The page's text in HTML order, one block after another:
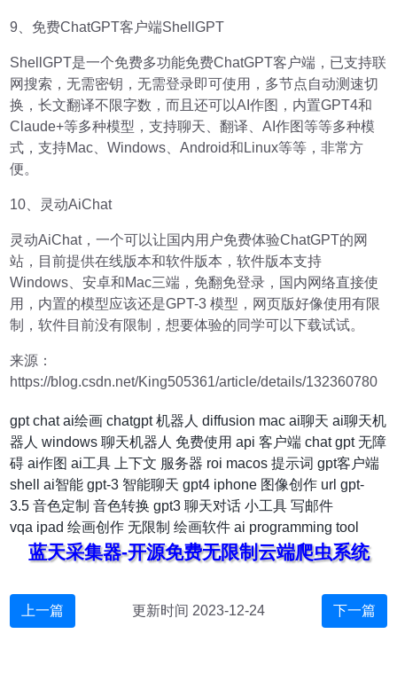
9、免费ChatGPT客户端ShellGPT
ShellGPT是一个免费多功能免费ChatGPT客户端，已支持联
网搜索，无需密钥，无需登录即可使用，多节点自动测速切
换，长文翻译不限字数，而且还可以AI作图，内置GPT4和
Claude+等多种模型，支持聊天、翻译、AI作图等等多种模
式，支持Mac、Windows、Android和Linux等等，非常方
便。
10、灵动AiChat
灵动AiChat，一个可以让国内用户免费体验ChatGPT的网
站，目前提供在线版本和软件版本，软件版本支持
Windows、安卓和Mac三端，免翻免登录，国内网络直接使
用，内置的模型应该还是GPT-3 模型，网页版好像使用有限
制，软件目前没有限制，想要体验的同学可以下载试试。
来源：
https://blog.csdn.net/King505361/article/details/132360780
gpt chat ai绘画 chatgpt 机器人 diffusion mac ai聊天 ai聊天机
器人 windows 聊天机器人 免费使用 api 客户端 chat gpt 无障
碍 ai作图 ai工具 上下文 服务器 roi macos 提示词 gpt客户端
shell
ai智能 gpt-3 智能聊天 gpt4 iphone 图像创作 url gpt-
3.5 音色定制 音色转换 gpt3 聊天对话 小工具 写邮件
vqa ipad 绘画创作 无限制 绘画软件 ai programming tool
蓝天采集器-开源免费无限制云端爬虫系统
上一篇 更新时间 2023-12-24 下一篇